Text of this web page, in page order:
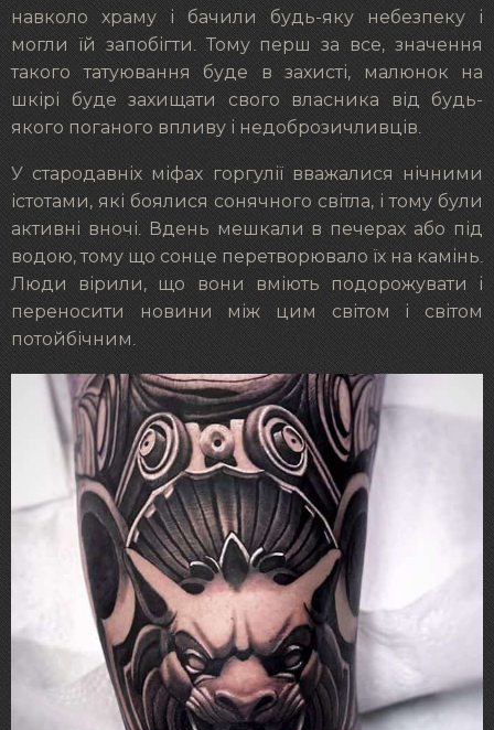
навколо храму і бачили будь-яку небезпеку і
могли їй запобігти. Тому перш за все, значення
такого татуювання буде в захисті, малюнок на
шкірі буде захищати свого власника від будь-
якого поганого впливу і недоброзичливців.
У стародавніх міфах горгулії вважалися нічними
істотами, які боялися сонячного світла, і тому були
активні вночі. Вдень мешкали в печерах або під
водою, тому що сонце перетворювало їх на камінь.
Люди вірили, що вони вміють подорожувати і
переносити новини між цим світом і світом
потойбічним.